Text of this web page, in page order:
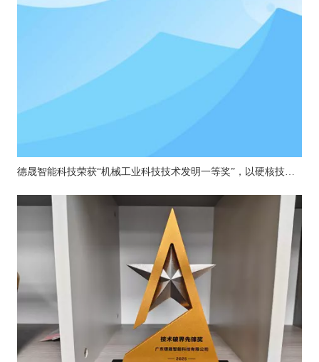
德晟智能科技荣获“机械工业科技技术发明一等奖”，以硬核技术引领机器人关节创新